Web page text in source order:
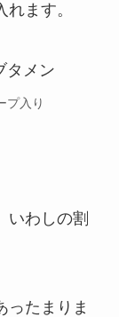
ます。
プ入り
いわしの割
ったまりま